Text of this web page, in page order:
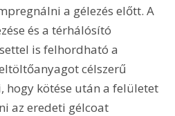
a gélezés előtt. A
és a térhálósító
is felhordható a
célszerű
hogy kötése után a felületet
az eredeti gélcoat